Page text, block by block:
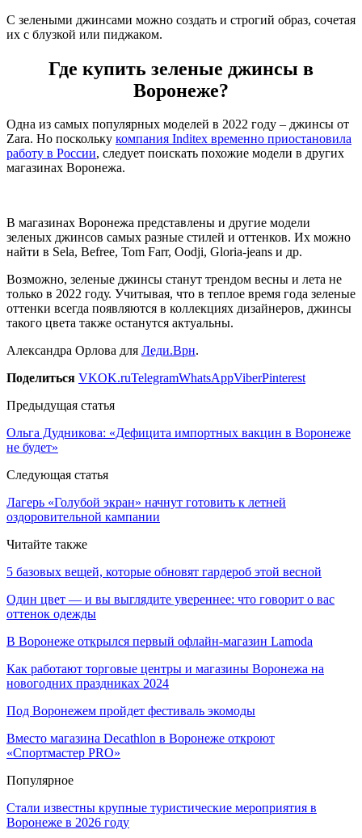
С зелеными джинсами можно создать и строгий образ, сочетая
их с блузкой или пиджаком.
Где купить зеленые джинсы в
Воронеже?
Одна из самых популярных моделей в 2022 году – джинсы от
Zara. Но поскольку компания Inditex временно приостановила
работу в России, следует поискать похожие модели в других
магазинах Воронежа.
В магазинах Воронежа представлены и другие модели
зеленых джинсов самых разные стилей и оттенков. Их можно
найти в Sela, Befree, Tom Farr, Oodji, Gloria-jeans и др.
Возможно, зеленые джинсы станут трендом весны и лета не
только в 2022 году. Учитывая, что в теплое время года зеленые
оттенки всегда появляются в коллекциях дизайнеров, джинсы
такого цвета также останутся актуальны.
Александра Орлова для Леди.Врн.
Поделиться VKOK.ruTelegramWhatsAppViberPinterest
Предыдущая статья
Ольга Дудникова: «Дефицита импортных вакцин в Воронеже
не будет»
Следующая статья
Лагерь «Голубой экран» начнут готовить к летней
оздоровительной кампании
Читайте также
5 базовых вещей, которые обновят гардероб этой весной
Один цвет — и вы выглядите увереннее: что говорит о вас
оттенок одежды
В Воронеже открылся первый офлайн-магазин Lamoda
Как работают торговые центры и магазины Воронежа на
новогодних праздниках 2024
Под Воронежем пройдет фестиваль экомоды
Вместо магазина Decathlon в Воронеже откроют
«Спортмастер PRO»
Популярное
Стали известны крупные туристические мероприятия в
Воронеже в 2026 году